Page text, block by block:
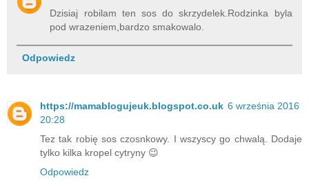
Dzisiaj robilam ten sos do skrzydelek.Rodzinka byla
pod wrazeniem,bardzo smakowalo.
Odpowiedz
https://mamablogujeuk.blogspot.co.uk 6 września 2016
20:28
Tez tak robię sos czosnkowy. I wszyscy go chwalą. Dodaje
tylko kilka kropel cytryny 😉
Odpowiedz